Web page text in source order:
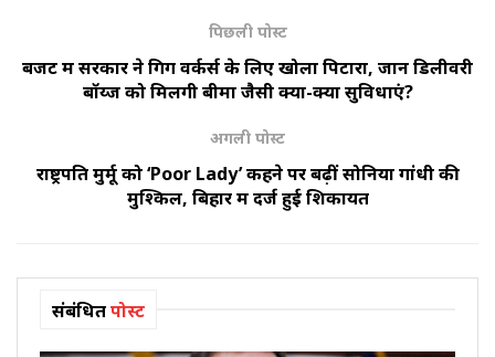
पिछली पोस्ट
बजट में सरकार ने गिग वर्कर्स के लिए खोला पिटारा, जानें डिलीवरी
बॉय्ज को मिलेंगी बीमा जैसी क्या-क्या सुविधाएं?
अगली पोस्ट
राष्ट्रपति मुर्मू को ‘Poor Lady’ कहने पर बढ़ीं सोनिया गांधी की
मुश्किलें, बिहार में दर्ज हुई शिकायत
संबंधितपोस्ट